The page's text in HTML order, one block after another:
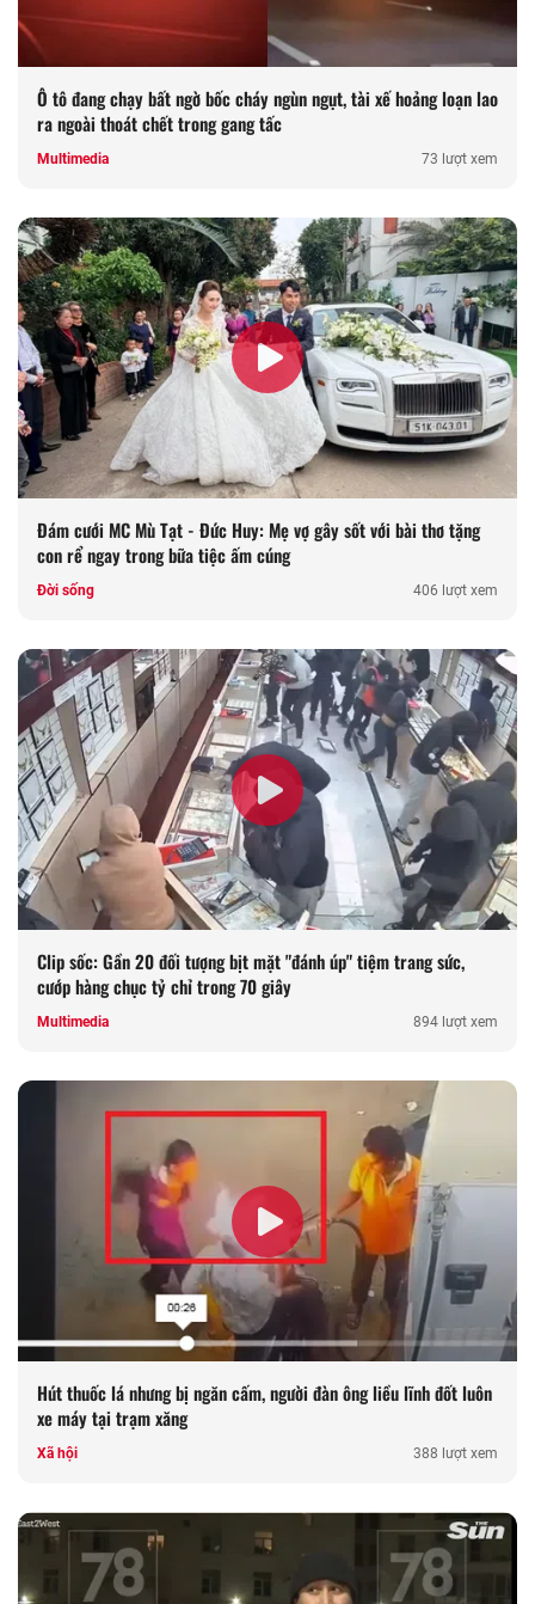
Ô tô đang chạy bất ngờ bốc cháy ngùn ngụt, tài xế hoảng loạn lao
ra ngoài thoát chết trong gang tấc
Multimedia 73 lượt xem
Đám cưới MC Mù Tạt - Đức Huy: Mẹ vợ gây sốt với bài thơ tặng
con rể ngay trong bữa tiệc ấm cúng
Đời sống 406 lượt xem
Clip sốc: Gần 20 đối tượng bịt mặt "đánh úp" tiệm trang sức,
cướp hàng chục tỷ chỉ trong 70 giây
Multimedia 894 lượt xem
Hút thuốc lá nhưng bị ngăn cấm, người đàn ông liều lĩnh đốt luôn
xe máy tại trạm xăng
Xã hội 388 lượt xem